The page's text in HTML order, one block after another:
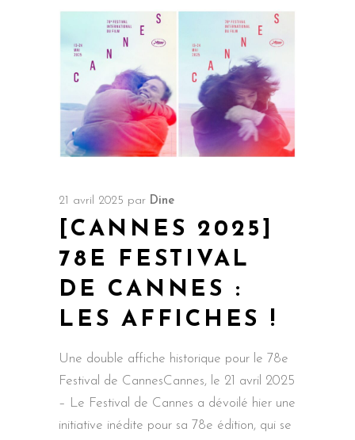
21 avril 2025 par Dine
[CANNES 2025]
78E FESTIVAL
DE CANNES :
LES AFFICHES !
Une double affiche historique pour le 78e
Festival de CannesCannes, le 21 avril 2025
– Le Festival de Cannes a dévoilé hier une
initiative inédite pour sa 78e édition, qui se